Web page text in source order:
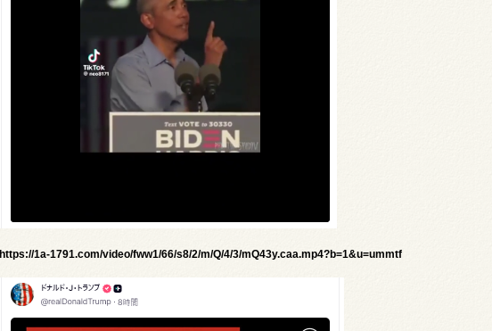
https://1a-1791.com/video/fww1/66/s8/2/m/Q/4/3/mQ43y.caa.mp4?b=1&u=ummtf